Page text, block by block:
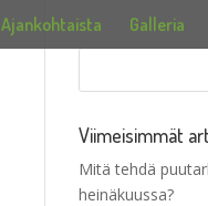
Ajankohtaista Galleria
Viimeisimmät
Mitä tehdä
heinäkuussa?